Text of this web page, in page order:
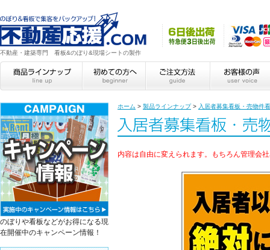
不動産・建築専門 看板&のぼり&現場シートの製作
ホーム > 製品ラインナップ> 入居者募集看板・売物件
内容は自由に変えられます。もちろん管理会
のぼりや看板などがお得になる現
在開催中のキャンペーン情報！